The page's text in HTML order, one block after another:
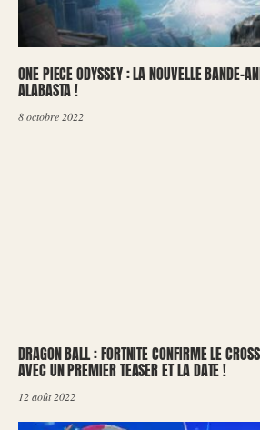
ONE PIECE ODYSSEY : LA NOUVELLE BANDE-
ALABASTA !
8 octobre 2022
DRAGON BALL : FORTNITE CONFIRME LE
AVEC UN PREMIER TEASER ET LA DATE !
12 août 2022